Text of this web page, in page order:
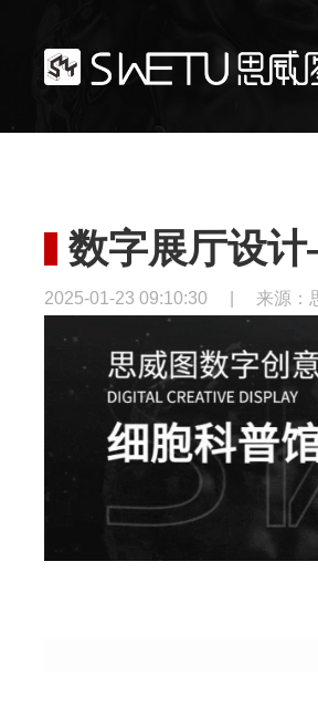
数字展厅设
2025-01-23 09:10:30 来源：